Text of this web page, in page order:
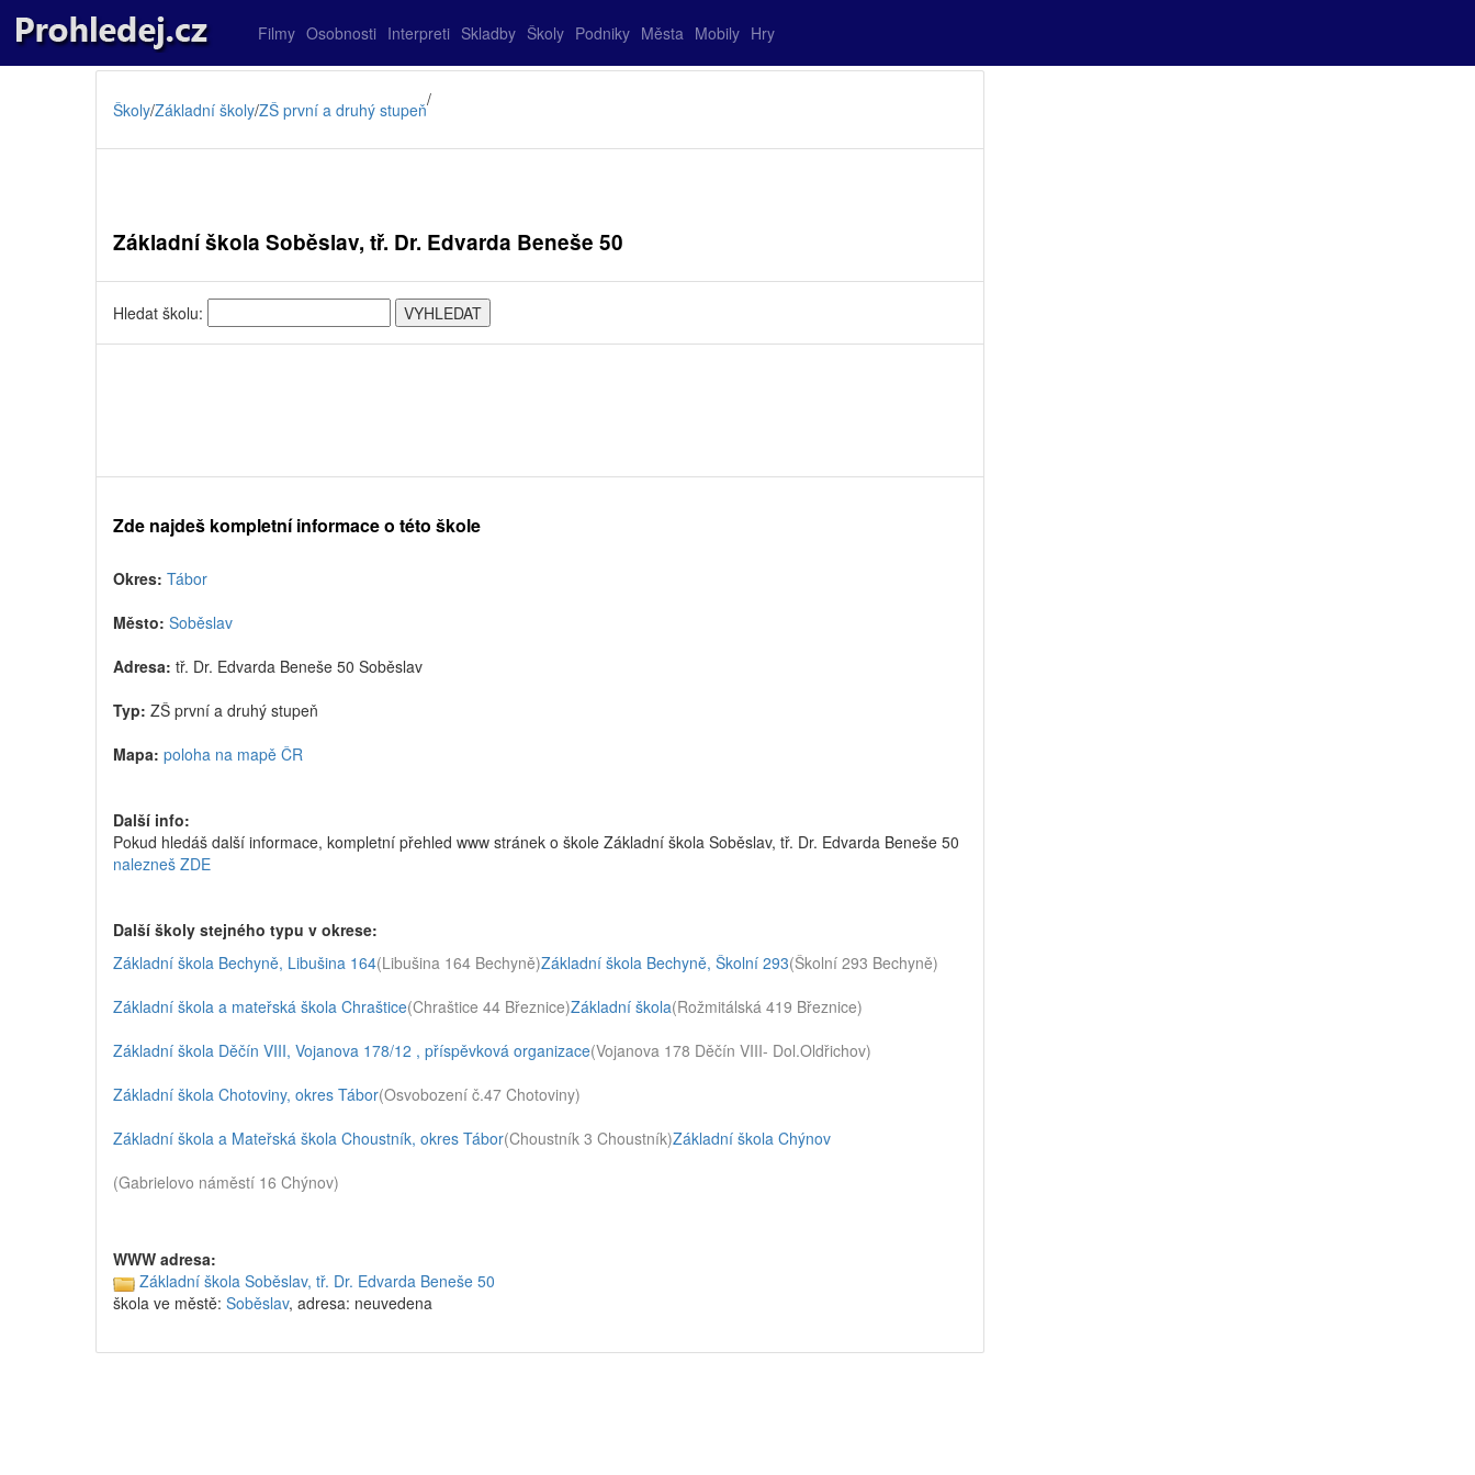
Filmy Osobnosti Interpreti Skladby Školy Podniky Města Mobily Hry
Školy/Základní školy/ZŠ první a druhý stupeň/
Základní škola Soběslav, tř. Dr. Edvarda Beneše 50
Hledat školu:
Zde najdeš kompletní informace o této škole
Okres: Tábor
Město: Soběslav
Adresa: tř. Dr. Edvarda Beneše 50 Soběslav
Typ: ZŠ první a druhý stupeň
Mapa: poloha na mapě ČR
Další info:
Pokud hledáš další informace, kompletní přehled www stránek o škole Základní škola Soběslav, tř. Dr. Edvarda Beneše 50
nalezneš ZDE
Další školy stejného typu v okrese:
Základní škola Bechyně, Libušina 164(Libušina 164 Bechyně)Základní škola Bechyně, Školní 293(Školní 293 Bechyně)
Základní škola a mateřská škola Chraštice(Chraštice 44 Březnice)Základní škola(Rožmitálská 419 Březnice)
Základní škola Děčín VIII, Vojanova 178/12 , příspěvková organizace(Vojanova 178 Děčín VIII- Dol.Oldřichov)
Základní škola Chotoviny, okres Tábor(Osvobození č.47 Chotoviny)
Základní škola a Mateřská škola Choustník, okres Tábor(Choustník 3 Choustník)Základní škola Chýnov
(Gabrielovo náměstí 16 Chýnov)
WWW adresa:
Základní škola Soběslav, tř. Dr. Edvarda Beneše 50
škola ve městě: Soběslav, adresa: neuvedena